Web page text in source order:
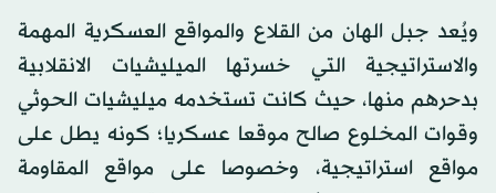
ويُعد جبل الهان من القلاع والمواقع العسكرية المهمة
والاستراتيجية التي خسرتها الميليشيات الانقلابية
بدحرهم منها، حيث كانت تستخدمه ميليشيات الحوثي
وقوات المخلوع صالح موقعا عسكريا؛ كونه يطل على
مواقع استراتيجية، وخصوصا على مواقع المقاومة